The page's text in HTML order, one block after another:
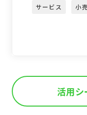
サービス 小
活用シ